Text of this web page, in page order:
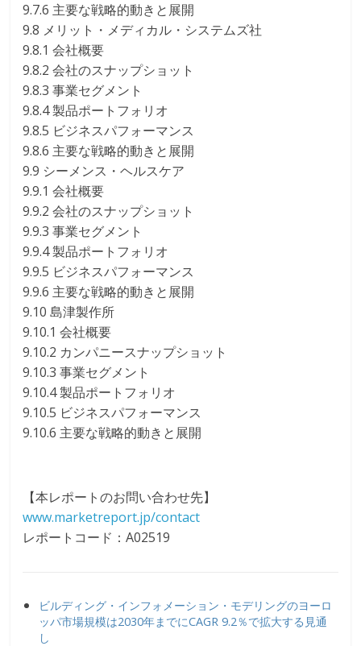
9.7.6 主要な戦略的動きと展開
9.8 メリット・メディカル・システムズ社
9.8.1 会社概要
9.8.2 会社のスナップショット
9.8.3 事業セグメント
9.8.4 製品ポートフォリオ
9.8.5 ビジネスパフォーマンス
9.8.6 主要な戦略的動きと展開
9.9 シーメンス・ヘルスケア
9.9.1 会社概要
9.9.2 会社のスナップショット
9.9.3 事業セグメント
9.9.4 製品ポートフォリオ
9.9.5 ビジネスパフォーマンス
9.9.6 主要な戦略的動きと展開
9.10 島津製作所
9.10.1 会社概要
9.10.2 カンパニースナップショット
9.10.3 事業セグメント
9.10.4 製品ポートフォリオ
9.10.5 ビジネスパフォーマンス
9.10.6 主要な戦略的動きと展開
【本レポートのお問い合わせ先】
www.marketreport.jp/contact
レポートコード：A02519
ビルディング・インフォメーション・モデリングのヨーロ
ッパ市場規模は2030年までにCAGR 9.2％で拡大する見通
し